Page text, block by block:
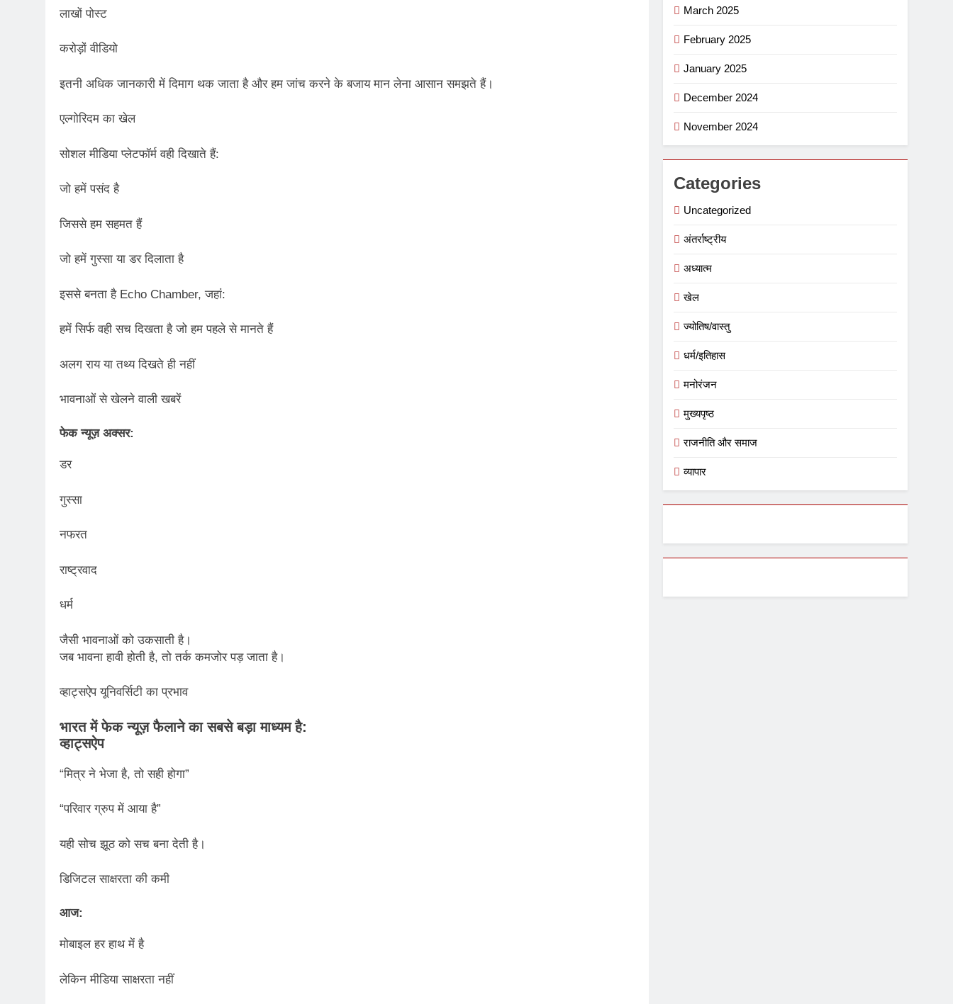
लाखों पोस्ट
करोड़ों वीडियो
इतनी अधिक जानकारी में दिमाग थक जाता है और हम जांच करने के बजाय मान लेना आसान समझते हैं।
एल्गोरिदम का खेल
सोशल मीडिया प्लेटफॉर्म वही दिखाते हैं:
जो हमें पसंद है
जिससे हम सहमत हैं
जो हमें गुस्सा या डर दिलाता है
इससे बनता है Echo Chamber, जहां:
हमें सिर्फ वही सच दिखता है जो हम पहले से मानते हैं
अलग राय या तथ्य दिखते ही नहीं
भावनाओं से खेलने वाली खबरें
फेक न्यूज़ अक्सर:
डर
गुस्सा
नफरत
राष्ट्रवाद
धर्म
जैसी भावनाओं को उकसाती है।
जब भावना हावी होती है, तो तर्क कमजोर पड़ जाता है।
व्हाट्सऐप यूनिवर्सिटी का प्रभाव
भारत में फेक न्यूज़ फैलाने का सबसे बड़ा माध्यम है:
व्हाट्सऐप
“मित्र ने भेजा है, तो सही होगा”
“परिवार ग्रुप में आया है”
यही सोच झूठ को सच बना देती है।
डिजिटल साक्षरता की कमी
आज:
मोबाइल हर हाथ में है
लेकिन मीडिया साक्षरता नहीं
March 2025
February 2025
January 2025
December 2024
November 2024
Categories
Uncategorized
अंतर्राष्ट्रीय
अध्यात्म
खेल
ज्योतिष/वास्तु
धर्म/इतिहास
मनोरंजन
मुख्यपृष्ठ
राजनीति और समाज
व्यापार